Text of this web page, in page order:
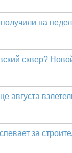
на
сквер?
августа
за